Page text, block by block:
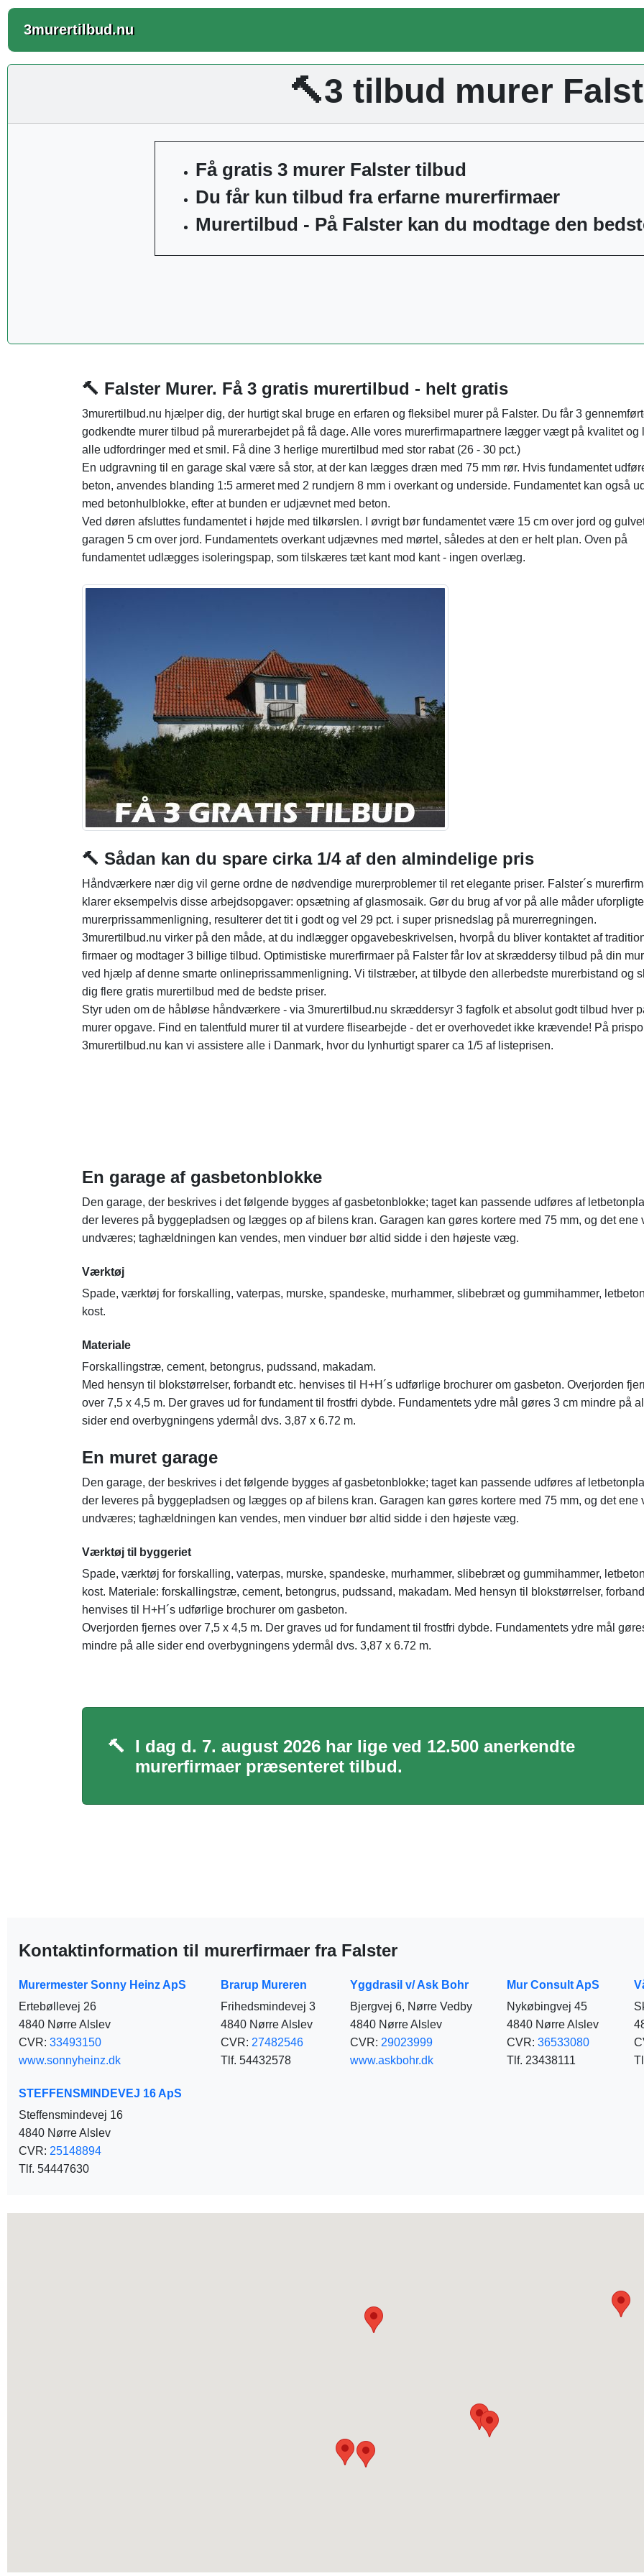
3murertilbud.nu
🔨3 tilbud murer
Få gratis 3 murer Falster tilbud
Du får kun tilbud fra erfarne murerfirmaer
Murertilbud - På Falster kan du modtage den
🔨 Falster Murer. Få 3 gratis murertilbud - helt gratis
3murertilbud.nu hjælper dig, der hurtigt skal bruge en erfaren og fleksibel murer på Falster. Du får 3
godkendte murer tilbud på murerarbejdet på få dage. Alle vores murerfirmapartnere lægger vægt på kvalitet og
alle udfordringer med et smil. Få dine 3 herlige murertilbud med stor rabat (26 - 30 pct.)
En udgravning til en garage skal være så stor, at der kan lægges dræn med 75 mm rør. Hvis fundamentet
beton, anvendes blanding 1:5 armeret med 2 rundjern 8 mm i overkant og underside. Fundamentet kan også
med betonhulblokke, efter at bunden er udjævnet med beton.
Ved døren afsluttes fundamentet i højde med tilkørslen. I øvrigt bør fundamentet være 15 cm over jord og
garagen 5 cm over jord. Fundamentets overkant udjævnes med mørtel, således at den er helt plan. Oven på
fundamentet udlægges isoleringspap, som tilskæres tæt kant mod kant - ingen overlæg.
🔨 Sådan kan du spare cirka 1/4 af den almindelige pris
Håndværkere nær dig vil gerne ordne de nødvendige murerproblemer til ret elegante priser. Falster´s
klarer eksempelvis disse arbejdsopgaver: opsætning af glasmosaik. Gør du brug af vor på alle måder
murerprissammenligning, resulterer det tit i godt og vel 29 pct. i super prisnedslag på murerregningen.
3murertilbud.nu virker på den måde, at du indlægger opgavebeskrivelsen, hvorpå du bliver kontaktet af
firmaer og modtager 3 billige tilbud. Optimistiske murerfirmaer på Falster får lov at skræddersy tilbud på din
ved hjælp af denne smarte onlineprissammenligning. Vi tilstræber, at tilbyde den allerbedste murerbistand og
dig flere gratis murertilbud med de bedste priser.
Styr uden om de håbløse håndværkere - via 3murertilbud.nu skræddersyr 3 fagfolk et absolut godt tilbud hver
murer opgave. Find en talentfuld murer til at vurdere flisearbejde - det er overhovedet ikke krævende! På
3murertilbud.nu kan vi assistere alle i Danmark, hvor du lynhurtigt sparer ca 1/5 af listeprisen.
En garage af gasbetonblokke
Den garage, der beskrives i det følgende bygges af gasbetonblokke; taget kan passende udføres af
der leveres på byggepladsen og lægges op af bilens kran. Garagen kan gøres kortere med 75 mm, og det ene
undværes; taghældningen kan vendes, men vinduer bør altid sidde i den højeste væg.
Værktøj
Spade, værktøj for forskalling, vaterpas, murske, spandeske, murhammer, slibebræt og gummihammer,
kost.
Materiale
Forskallingstræ, cement, betongrus, pudssand, makadam.
Med hensyn til blokstørrelser, forbandt etc. henvises til H+H´s udførlige brochurer om gasbeton. Overjorden
over 7,5 x 4,5 m. Der graves ud for fundament til frostfri dybde. Fundamentets ydre mål gøres 3 cm mindre på
sider end overbygningens ydermål dvs. 3,87 x 6.72 m.
En muret garage
Den garage, der beskrives i det følgende bygges af gasbetonblokke; taget kan passende udføres af
der leveres på byggepladsen og lægges op af bilens kran. Garagen kan gøres kortere med 75 mm, og det ene
undværes; taghældningen kan vendes, men vinduer bør altid sidde i den højeste væg.
Værktøj til byggeriet
Spade, værktøj for forskalling, vaterpas, murske, spandeske, murhammer, slibebræt og gummihammer,
kost. Materiale: forskallingstræ, cement, betongrus, pudssand, makadam. Med hensyn til blokstørrelser,
henvises til H+H´s udførlige brochurer om gasbeton.
Overjorden fjernes over 7,5 x 4,5 m. Der graves ud for fundament til frostfri dybde. Fundamentets ydre mål
mindre på alle sider end overbygningens ydermål dvs. 3,87 x 6.72 m.
🔨 I dag d. 7. august 2026 har lige ved 12.500 anerkendte
murerfirmaer præsenteret tilbud.
Kontaktinformation til murerfirmaer fra Falster
Murermester Sonny Heinz ApS
Ertebøllevej 26
4840 Nørre Alslev
CVR: 33493150
www.sonnyheinz.dk
Brarup Mureren
Frihedsmindevej 3
4840 Nørre Alslev
CVR: 27482546
Tlf. 54432578
Yggdrasil v/ Ask Bohr
Bjergvej 6, Nørre Vedby
4840 Nørre Alslev
CVR: 29023999
www.askbohr.dk
Mur Consult ApS
Nykøbingvej 45
4840 Nørre Alslev
CVR: 36533080
Tlf. 23438111
STEFFENSMINDEVEJ 16 ApS
Steffensmindevej 16
4840 Nørre Alslev
CVR: 25148894
Tlf. 54447630